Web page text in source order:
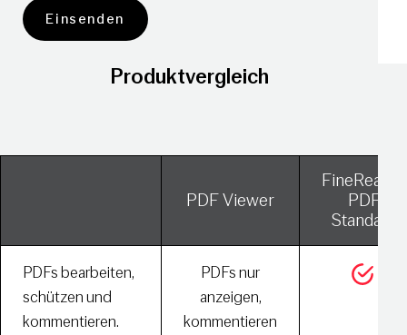
Produktvergleich
PDF Viewer
FineReader
PDF
Standard
PDFs bearbeiten,
schützen und
kommentieren.
PDFs nur
anzeigen,
kommentieren